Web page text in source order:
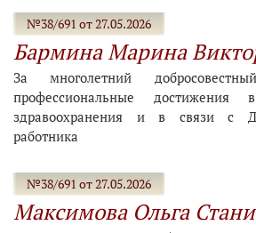
№38/691 от 27.05.2026
Бармина Марина
За многолетний
профессиональные достижения
здравоохранения и в связи с
работника
№38/691 от 27.05.2026
Максимова Ольга